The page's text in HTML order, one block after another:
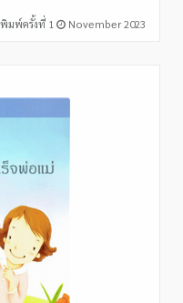
พิมพ์ครั้งที่ 1
November 2023